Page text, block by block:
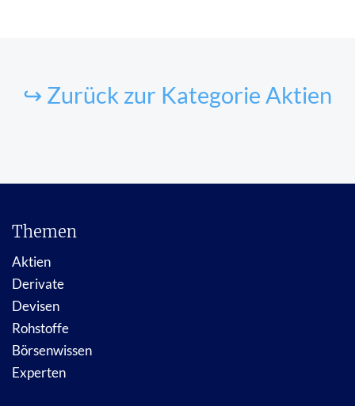
↪ Zurück zur Kategorie Aktien
Themen
Aktien
Derivate
Devisen
Rohstoffe
Börsenwissen
Experten